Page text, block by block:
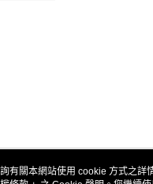
有關本網站使用 cookie 方式之